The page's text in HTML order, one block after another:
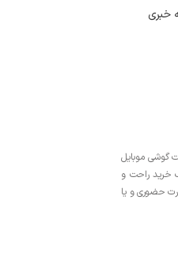
خبری
تبلت گوشی موبایل
خرید راحت و
حضوری و یا